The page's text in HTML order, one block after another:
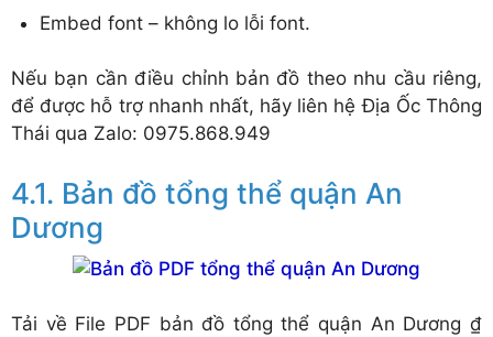
Embed font – không lo lỗi font.
Nếu bạn cần điều chỉnh bản đồ theo nhu cầu riêng,
để được hỗ trợ nhanh nhất, hãy liên hệ Địa Ốc Thông
Thái qua Zalo: 0975.868.949
Bản đồ tổng thể quận An
Dương
Tải về File PDF bản đồ tổng thể quận An Dương ₫